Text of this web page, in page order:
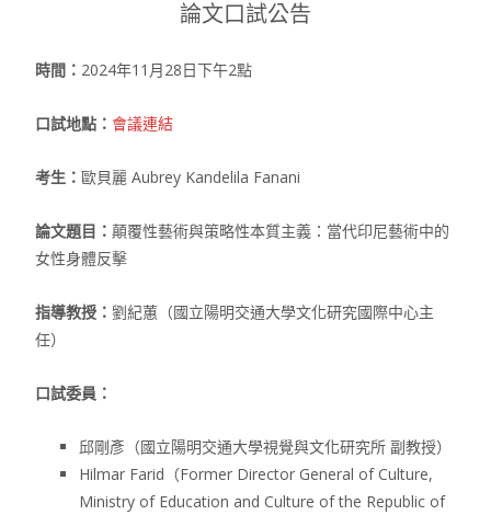
論文口試公告
時間： 2024年11月28日下午2點
口試地點： 會議連結
考生： 歐貝麗 Aubrey Kandelila Fanani
論文題目： 顛覆性藝術與策略性本質主義：當代印尼藝術中的
女性身體反擊
指導教授： 劉紀蕙（國立陽明交通大學文化研究國際中心主
任）
口試委員：
邱剛彥（國立陽明交通大學視覺與文化研究所 副教授）
Hilmar Farid（Former Director General of Culture,
Ministry of Education and Culture of the Republic of